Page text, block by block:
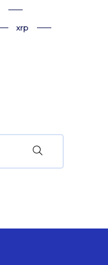
xrp